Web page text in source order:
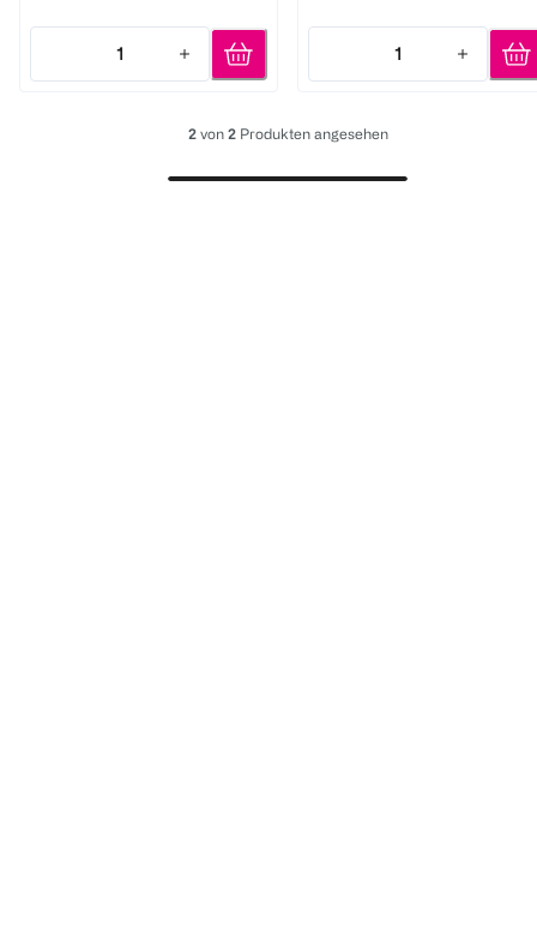
1
Quantity: 1
1
Quantity: 1
2 von2 Produkten angesehen